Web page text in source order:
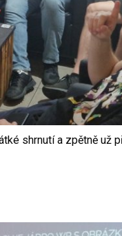
shrnutí a zpětně už